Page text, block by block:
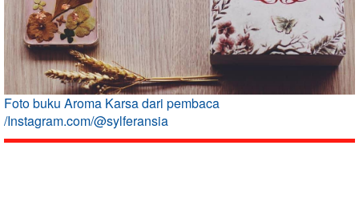
Foto buku Aroma Karsa dari pembaca
/Instagram.com/@sylferansia